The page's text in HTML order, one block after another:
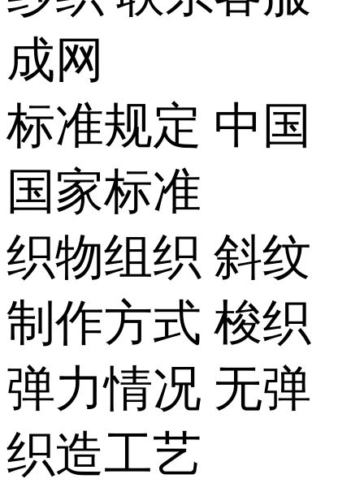
成网
标准规定 中国
国家标准
织物组织 斜纹
制作方式 梭织
弹力情况 无弹
织造工艺